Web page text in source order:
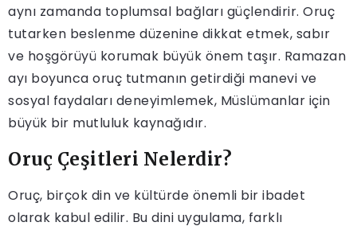
aynı zamanda toplumsal bağları güçlendirir. Oruç
tutarken beslenme düzenine dikkat etmek, sabır
ve hoşgörüyü korumak büyük önem taşır. Ramazan
ayı boyunca oruç tutmanın getirdiği manevi ve
sosyal faydaları deneyimlemek, Müslümanlar için
büyük bir mutluluk kaynağıdır.
Oruç Çeşitleri Nelerdir?
Oruç, birçok din ve kültürde önemli bir ibadet
olarak kabul edilir. Bu dini uygulama, farklı